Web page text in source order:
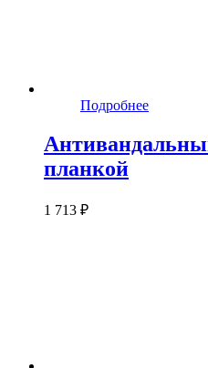
Подробнее
планкой
1 713 ₽